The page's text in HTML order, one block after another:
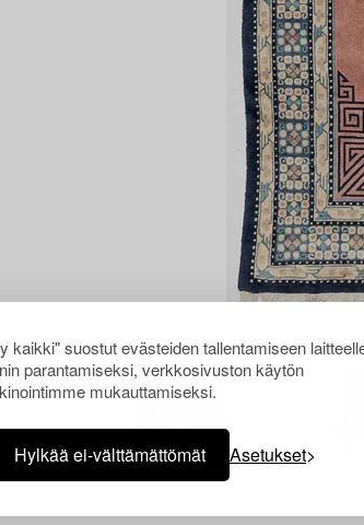
kaikki" suostut evästeiden tallentamiseen
parantamiseksi, verkkosivuston käytön
mukauttamiseksi.
Hylkää ei-välttämättömät Asetukset